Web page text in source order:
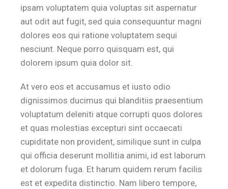
ipsam voluptatem quia voluptas sit aspernatur
aut odit aut fugit, sed quia consequuntur magni
dolores eos qui ratione voluptatem sequi
nesciunt. Neque porro quisquam est, qui
dolorem ipsum quia dolor sit.
At vero eos et accusamus et iusto odio
dignissimos ducimus qui blanditiis praesentium
voluptatum deleniti atque corrupti quos dolores
et quas molestias excepturi sint occaecati
cupiditate non provident, similique sunt in culpa
qui officia deserunt mollitia animi, id est laborum
et dolorum fuga. Et harum quidem rerum facilis
est et expedita distinctio. Nam libero tempore,